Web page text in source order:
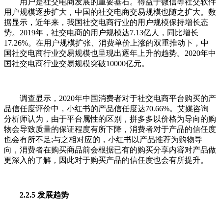
用户是社交电商发展的重要基石。得益于微信等社交软件
用户规模逐步扩大，中国的社交电商交易规模也随之扩大。数
据显示，近年来，我国社交电商行业的用户规模保持增长态
势。2019年，社交电商的用户规模达7.13亿人，同比增长
17.26%。在用户规模扩张、消费单价上涨的双重推动下，中
国社交电商行业交易规模也呈现出逐年上升的趋势。2020年中
国社交电商行业交易规模突破10000亿元。
调查显示，2020年中国消费者对于社交电商平台购买的产
品信任度评价中，小红书的产品信任度达70.66%。艾媒咨询
分析师认为，由于平台属性的区别，拼多多以价格为导向的购
物会导致质量的保证程度有所下降，消费者对于产品的信任度
也会有所不足;与之相对应的，小红书以产品推荐为购物导
向，消费者在购买商品前会根据已有的购买分享内容对产品做
更深入的了解，因此对于购买产品的信任度也会有所提升。
2.2.5 发展趋势